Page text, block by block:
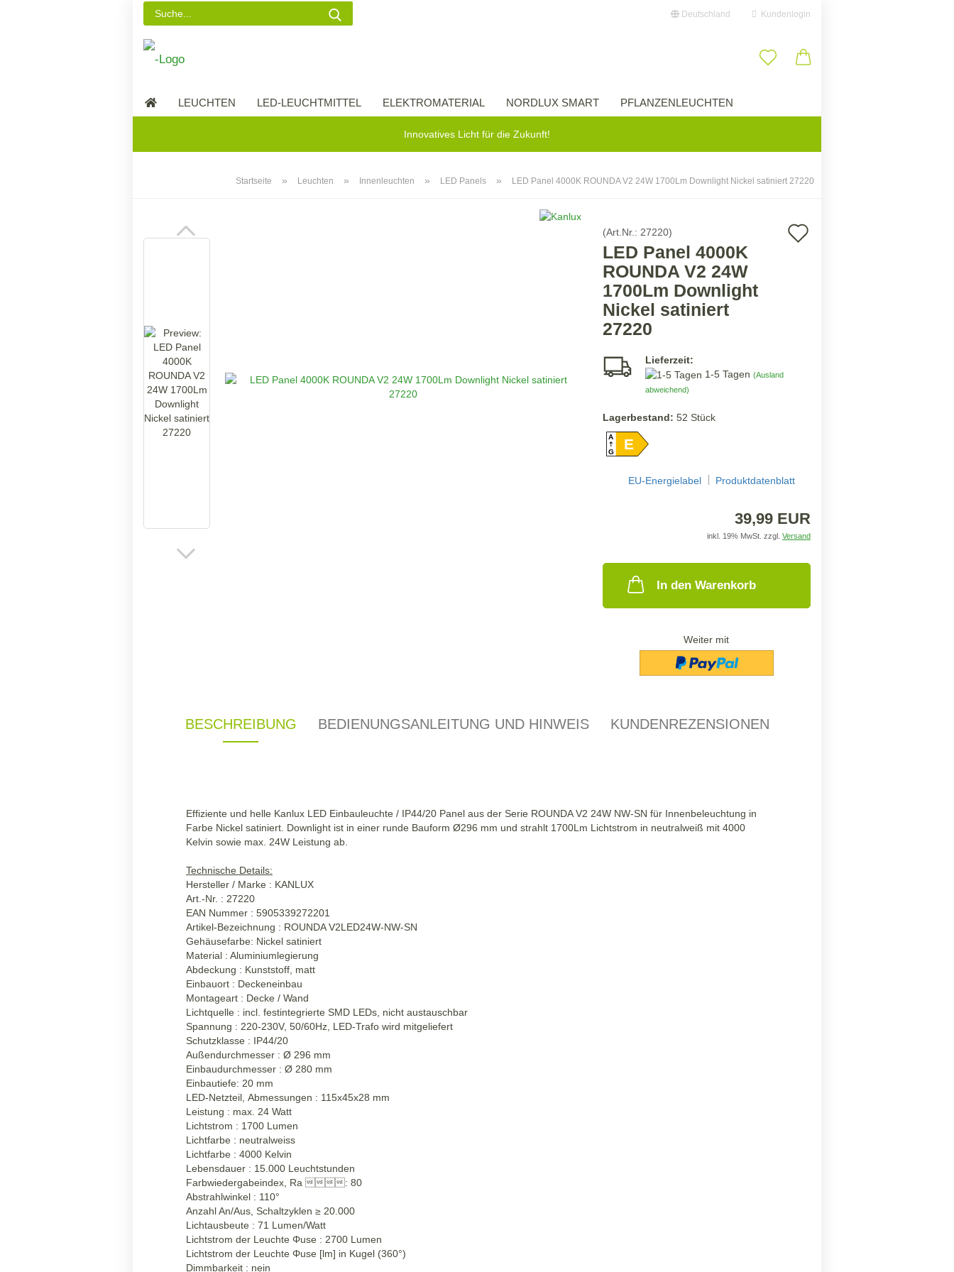
Deutschland Kundenlogin
Passwort vergessen?
Innovatives Licht für die Zukunft!
LEUCHTEN LED-LEUCHTMITTEL ELEKTROMATERIAL NORDLUX SMART PFLANZENLEUCHTEN
Startseite » Leuchten » Innenleuchten » LED Panels » LED Panel 4000K ROUNDA V2 24W 1700Lm Downlight Nickel satiniert 27220
(Art.Nr.: 27220)
LED Panel 4000K
ROUNDA V2 24W
1700Lm Downlight
Nickel satiniert
27220
Lieferzeit:
1-5 Tagen (Ausland
abweichend)
Lagerbestand: 52 Stück
A
GE
EU-Energielabel Produktdatenblatt
39,99 EUR
inkl. 19% MwSt. zzgl. Versand
In den Warenkorb
Weiter mit
BESCHREIBUNG BEDIENUNGSANLEITUNG UND HINWEIS KUNDENREZENSIONEN
Effiziente und helle Kanlux LED Einbauleuchte / IP44/20 Panel aus der Serie ROUNDA V2 24W NW-SN für Innenbeleuchtung in
Farbe Nickel satiniert. Downlight ist in einer runde Bauform Ø296 mm und strahlt 1700Lm Lichtstrom in neutralweiß mit 4000
Kelvin sowie max. 24W Leistung ab.
Technische Details:
Hersteller / Marke : KANLUX
Art.-Nr. : 27220
EAN Nummer : 5905339272201
Artikel-Bezeichnung : ROUNDA V2LED24W-NW-SN
Gehäusefarbe: Nickel satiniert
Material : Aluminiumlegierung
Abdeckung : Kunststoff, matt
Einbauort : Deckeneinbau
Montageart : Decke / Wand
Lichtquelle : incl. festintegrierte SMD LEDs, nicht austauschbar
Spannung : 220-230V, 50/60Hz, LED-Trafo wird mitgeliefert
Schutzklasse : IP44/20
Außendurchmesser : Ø 296 mm
Einbaudurchmesser : Ø 280 mm
Einbautiefe: 20 mm
LED-Netzteil, Abmessungen : 115x45x28 mm
Leistung : max. 24 Watt
Lichtstrom : 1700 Lumen
Lichtfarbe : neutralweiss
Lichtfarbe : 4000 Kelvin
Lebensdauer : 15.000 Leuchtstunden
Farbwiedergabeindex, Ra : 80
Abstrahlwinkel : 110°
Anzahl An/Aus, Schaltzyklen ≥ 20.000
Lichtausbeute : 71 Lumen/Watt
Lichtstrom der Leuchte Φuse : 2700 Lumen
Lichtstrom der Leuchte Φuse [lm] in Kugel (360°)
Dimmbarkeit : nein